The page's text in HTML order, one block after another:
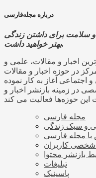
درباره مجله‌فارسی
و سلامت برای داشتن زندگی
بهتر خواهید داشت.
اخبار و مقالات، علمی و
به صورت متمرکز در حوزه اخبار و مقالات
آغاز به کار نموده
در زمینه بازنشر اخبار و
مجله فارسی
و سبک زندگی
با مجله فارسی
کاربران
بازنشر محتوا
تبلیغات
پاسینیک